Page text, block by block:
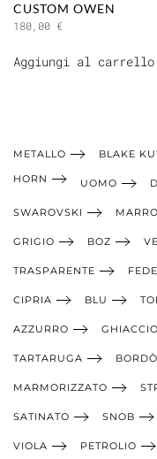
CUSTOM OWEN
180,00 €
Aggiungi al carrello
METALLO BLAKE
HORN
UOMO
SWAROVSKI
GRIGIO BOZ
TRASPARENTE
CIPRIA BLU
AZZURRO GHIACCIO
TARTARUGA BORDÒ
MARMORIZZATO
SATINATO SNOB
VIOLA PETROLIO